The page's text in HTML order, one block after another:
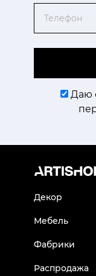
Даю
Декор
Мебель
Фабрики
Распродажа